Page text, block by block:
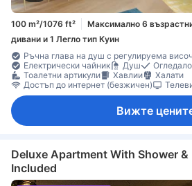
100 m²/1076 ft² Максимално 6
дивани и 1 Легло тип Куин
Ръчна глава на душ с регулируема
Електрически чайник
Душ Огледало
Тоалетни артикули
Хавлии
Халати
Достъп до интернет (безжичен)
Вижте
Deluxe Apartment With Shower &
Included